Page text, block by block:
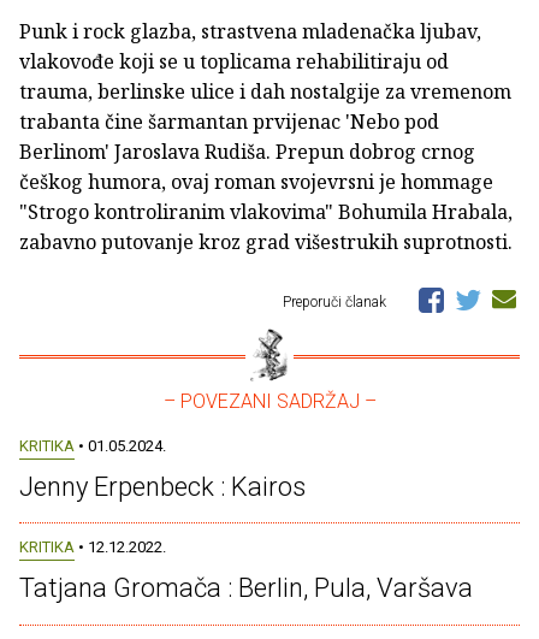
Punk i rock glazba, strastvena mladenačka ljubav,
vlakovođe koji se u toplicama rehabilitiraju od
trauma, berlinske ulice i dah nostalgije za vremenom
trabanta čine šarmantan prvijenac 'Nebo pod
Berlinom' Jaroslava Rudiša. Prepun dobrog crnog
češkog humora, ovaj roman svojevrsni je hommage
"Strogo kontroliranim vlakovima" Bohumila Hrabala,
zabavno putovanje kroz grad višestrukih suprotnosti.
Preporuči članak
– POVEZANI SADRŽAJ –
KRITIKA • 01.05.2024.
Jenny Erpenbeck : Kairos
KRITIKA • 12.12.2022.
Tatjana Gromača : Berlin, Pula, Varšava